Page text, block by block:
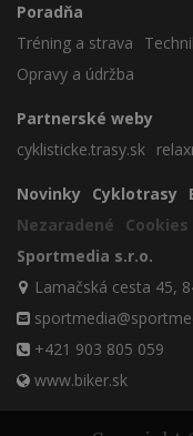
Poradňa
Tréning a strava
Opravy a údržba
Partnerské weby
cyklisticke.trasy.sk
Novinky Cyklotrasy
Nezaradené
Cookies
Sportmedia s.r.o.
Lamačská cesta 45,
+421 903 805 059
www.biker.sk